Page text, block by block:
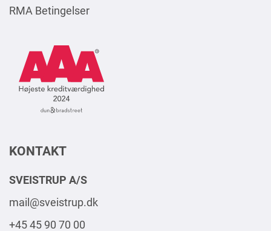
RMA Betingelser
KONTAKT
SVEISTRUP A/S
mail@sveistrup.dk
+45 45 90 70 00